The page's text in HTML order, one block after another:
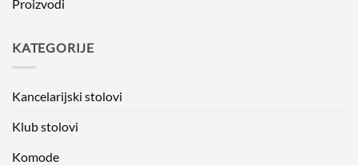
Proizvodi
KATEGORIJE
Kancelarijski stolovi
Klub stolovi
Komode